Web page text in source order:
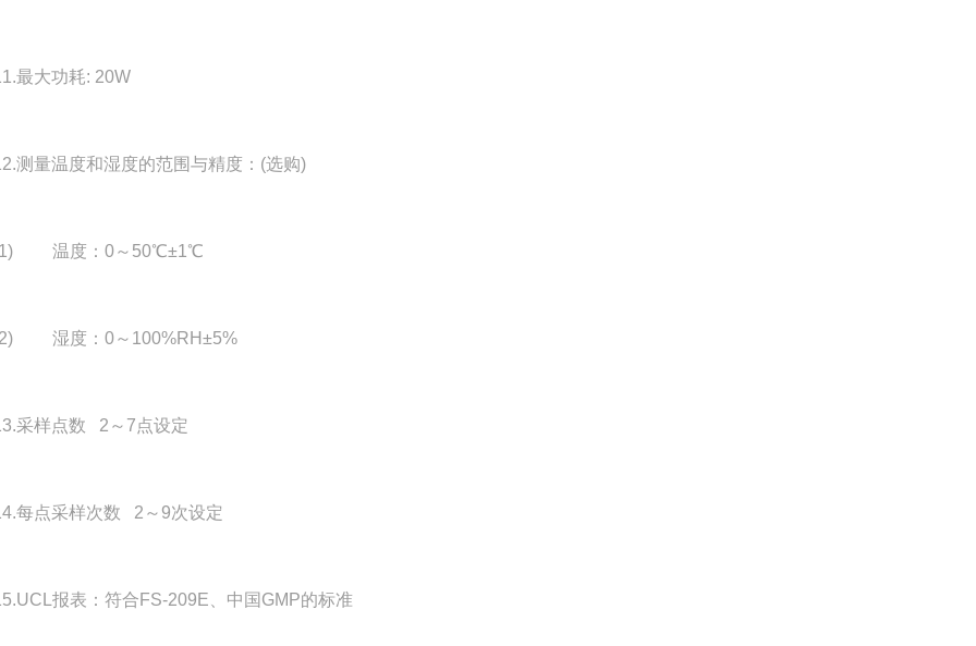
大功耗: 20W
量温度和湿度的范围与精度：(选购)
温度：0～50℃±1℃
度：0～100%RH±5%
样点数 2～7点设定
点采样次数 2～9次设定
报表：符合FS-209E、中国GMP的标准